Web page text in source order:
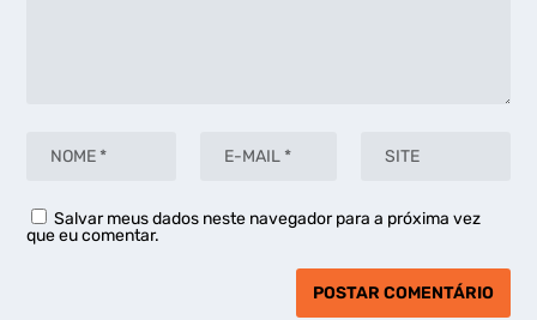
Salvar meus dados neste navegador para a próxima vez
que eu comentar.